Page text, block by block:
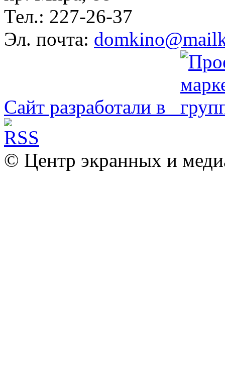
Тел.: 227-26-37
Эл. почта:
Сайт разработали в
© Центр экранных и